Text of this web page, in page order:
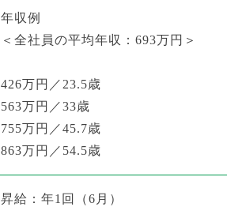
年収例
＜全社員の平均年収：693万円＞
426万円／23.5歳
563万円／33歳
755万円／45.7歳
863万円／54.5歳
昇給：年1回（6月）